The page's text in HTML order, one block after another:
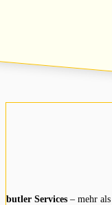
butler Services – mehr